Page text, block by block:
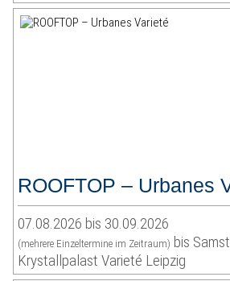
ROOFTOP – Urbanes
07.08.2026 bis 30.09.2026
(mehrere Einzeltermine im Zeitraum) bis
Krystallpalast Varieté Leipzig